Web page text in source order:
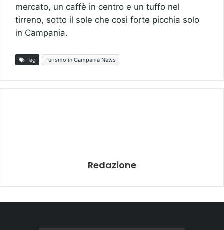
mercato, un caffè in centro e un tuffo nel
tirreno, sotto il sole che così forte picchia solo
in Campania.
Tag Turismo in Campania News
Redazione